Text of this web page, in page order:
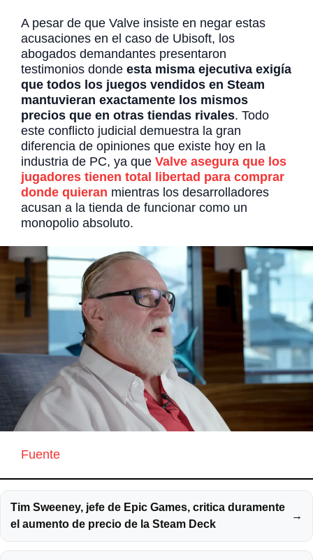
A pesar de que Valve insiste en negar estas
acusaciones en el caso de Ubisoft, los
abogados demandantes presentaron
testimonios donde esta misma ejecutiva exigía
que todos los juegos vendidos en Steam
mantuvieran exactamente los mismos
precios que en otras tiendas rivales. Todo
este conflicto judicial demuestra la gran
diferencia de opiniones que existe hoy en la
industria de PC, ya que Valve asegura que los
jugadores tienen total libertad para comprar
donde quieran mientras los desarrolladores
acusan a la tienda de funcionar como un
monopolio absoluto.
Fuente
Tim Sweeney, jefe de Epic Games, critica duramente
el aumento de precio de la Steam Deck
→